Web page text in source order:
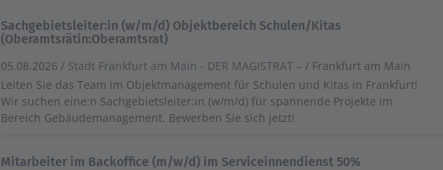
Sachgebietsleiter:in (w/m/d) Objektbereich Schulen/Kitas
(Oberamtsrätin:Oberamtsrat)
05.08.2026 / Stadt Frankfurt am Main - DER MAGISTRAT – / Frankfurt am Main
Leiten Sie das Team im Objektmanagement für Schulen und Kitas in Frankfurt!
Wir suchen eine:n Sachgebietsleiter:in (w/m/d) für spannende Projekte im
Bereich Gebäudemanagement. Bewerben Sie sich jetzt!
Mitarbeiter im Backoffice (m/w/d) im Serviceinnendienst 50%